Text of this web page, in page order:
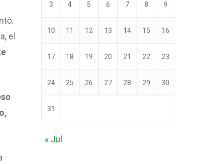
el
3 4 5 6 7 8 9
10 11 12 13 14 15 16
17 18 19 20 21 22 23
24 25 26 27 28 29 30
31
« Jul